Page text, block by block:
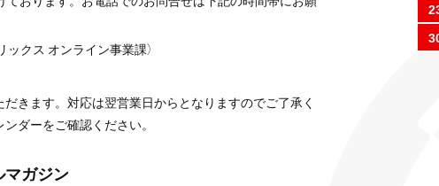
ックス オンライン事業課）
きます。対応は翌営業日からとなりますのでご了承く
ダーをご確認ください。
ガジン